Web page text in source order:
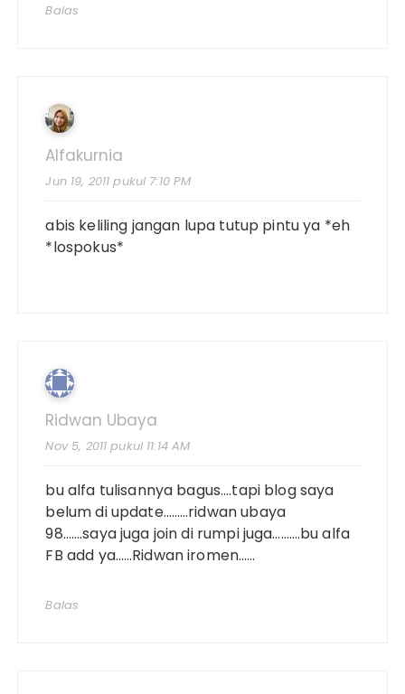
Balas
Alfakurnia
Jun 19, 2011 pukul 7:10 PM
abis keliling jangan lupa tutup pintu ya *eh
*lospokus*
Ridwan Ubaya
Nov 5, 2011 pukul 11:14 AM
bu alfa tulisannya bagus….tapi blog saya
belum di update………ridwan ubaya
98…….saya juga join di rumpi juga……….bu alfa
FB add ya……Ridwan iromen……
Balas